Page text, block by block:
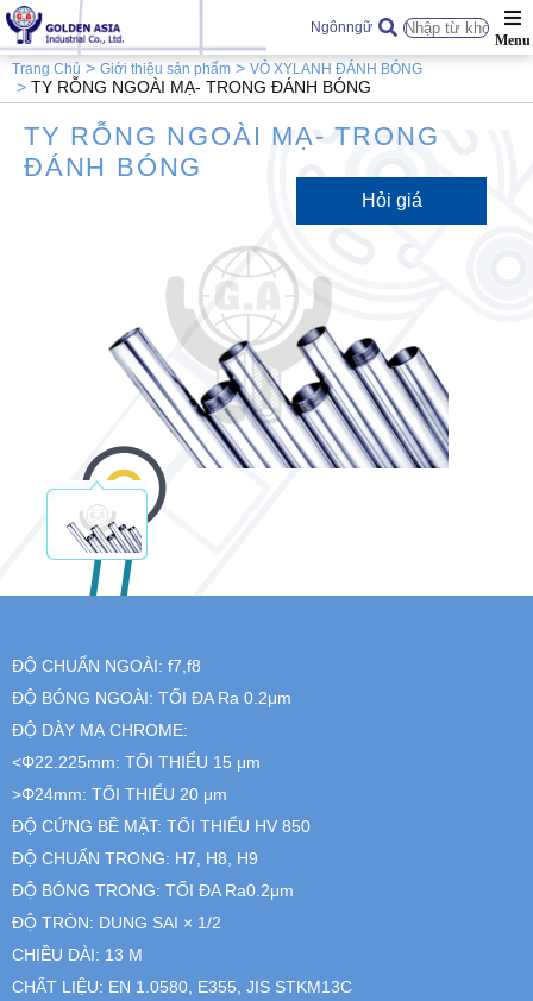
Ngônngữ
Trang Chủ Giới thiệu sản phẩm VỎ XYLANH ĐÁNH BÓNG
TY RỖNG NGOÀI MẠ- TRONG ĐÁNH BÓNG
TY RỖNG NGOÀI MẠ- TRONG
ĐÁNH BÓNG
Hỏi giá
ĐỘ CHUẨN NGOÀI: f7,f8
ĐỘ BÓNG NGOÀI: TỐI ĐA Ra 0.2μm
ĐỘ DÀY MẠ CHROME:
<Φ22.225mm: TỐI THIỂU 15 μm
>Φ24mm: TỐI THIỂU 20 μm
ĐỘ CỨNG BỀ MẶT: TỐI THIỂU HV 850
ĐỘ CHUẨN TRONG: H7, H8, H9
ĐỘ BÓNG TRONG: TỐI ĐA Ra0.2μm
ĐỘ TRÒN: DUNG SAI × 1/2
CHIỀU DÀI: 13 M
CHẤT LIỆU: EN 1.0580, E355, JIS STKM13C